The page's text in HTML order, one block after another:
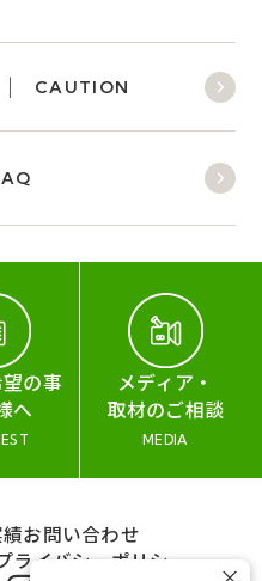
CAUTION
の事
へ
メディア・
取材のご相談
MEDIA
お問い合わせ
ライバシーポリシー